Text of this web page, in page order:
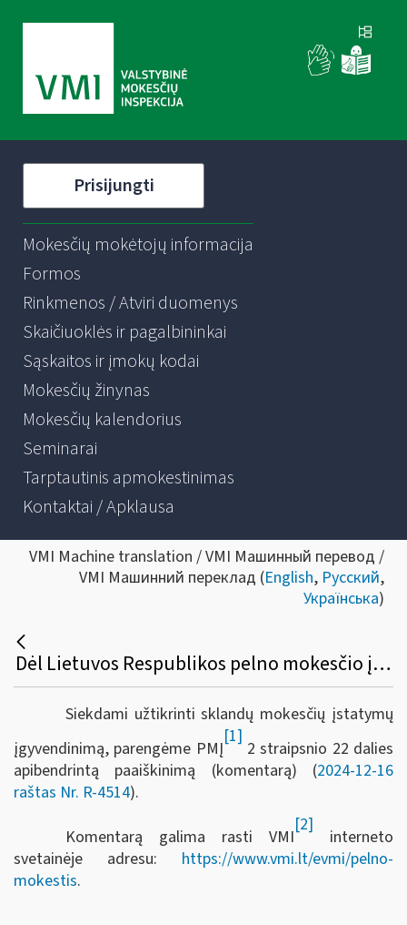
Prisijungti
Mokesčių mokėtojų informacija
Formos
Rinkmenos / Atviri duomenys
Skaičiuoklės ir pagalbininkai
Sąskaitos ir įmokų kodai
Mokesčių žinynas
Mokesčių kalendorius
Seminarai
Tarptautinis apmokestinimas
Kontaktai / Apklausa
VMI Machine translation / VMI Машинный перевод /
VMI Машинний переклад (English, Русский,
Українська)
Dėl Lietuvos Respublikos pelno mokesčio įstatymo 2 straipsnio 22 dalies apibendrinto paaiškinimo (komentaro)
Siekdami užtikrinti sklandų mokesčių įstatymų
įgyvendinimą, parengėme PMĮ
[1]
2 straipsnio 22 dalies
apibendrintą paaiškinimą (komentarą) (2024-12-16
raštas Nr. R-4514).
Komentarą galima rasti VMI
[2]
interneto
svetainėje adresu: https://www.vmi.lt/evmi/pelno-
mokestis.